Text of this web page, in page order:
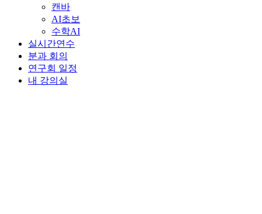
캔바
AI초보
수학AI
실시간연수
분과 회의
연구회 일정
내 강의실